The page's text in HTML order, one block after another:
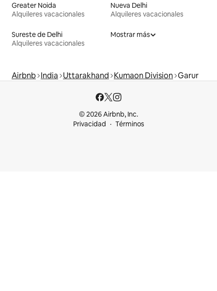
Greater Noida
Alquileres vacacionales
Nueva Delhi
Alquileres vacacionales
Sureste de Delhi
Alquileres vacacionales
Mostrar más
Airbnb India Uttarakhand Kumaon Division Garur
© 2026 Airbnb, Inc.
Privacidad
Términos